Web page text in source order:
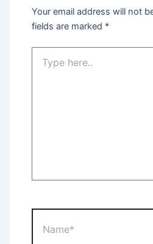
Your email address will not
fields are marked *
here..